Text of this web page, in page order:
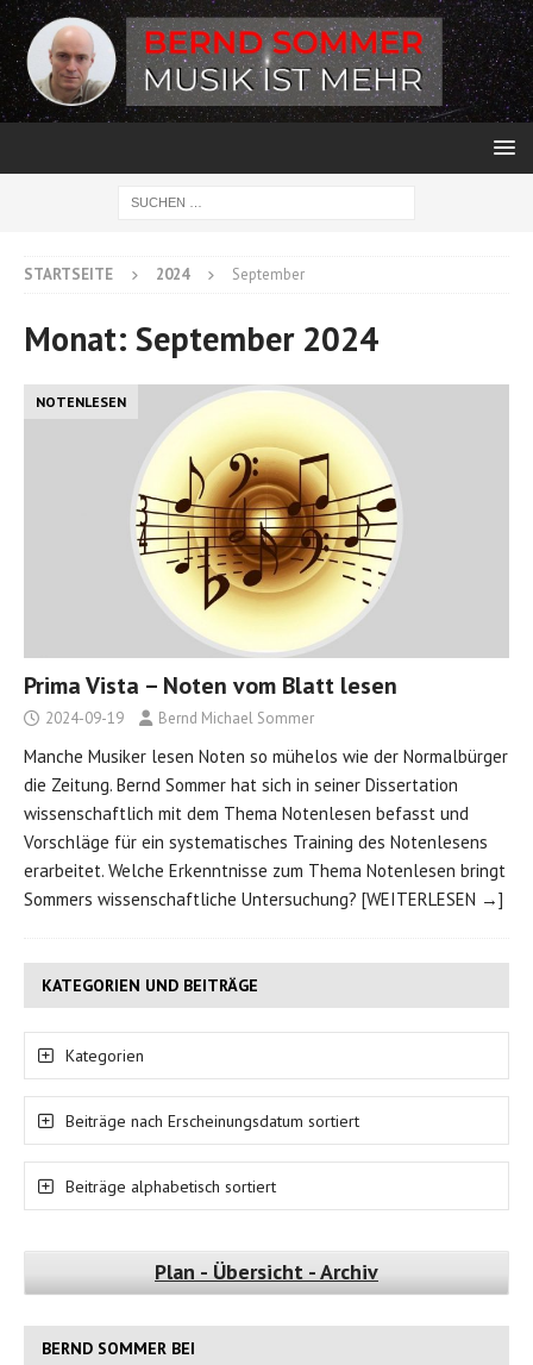
STARTSEITE 2024 September
Monat: September 2024
NOTENLESEN
Prima Vista – Noten vom Blatt lesen
2024-09-19 Bernd Michael Sommer
Manche Musiker lesen Noten so mühelos wie der Normalbürger
die Zeitung. Bernd Sommer hat sich in seiner Dissertation
wissenschaftlich mit dem Thema Notenlesen befasst und
Vorschläge für ein systematisches Training des Notenlesens
erarbeitet. Welche Erkenntnisse zum Thema Notenlesen bringt
Sommers wissenschaftliche Untersuchung? [WEITERLESEN →]
KATEGORIEN UND BEITRÄGE
Kategorien
Beiträge nach Erscheinungsdatum sortiert
Beiträge alphabetisch sortiert
Plan - Übersicht - Archiv
BERND SOMMER BEI